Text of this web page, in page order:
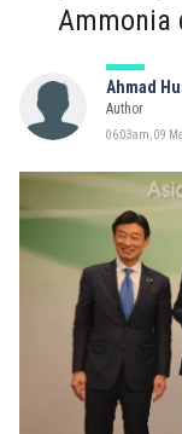
Ammonia
Ahmad
Author
06:03am, 09